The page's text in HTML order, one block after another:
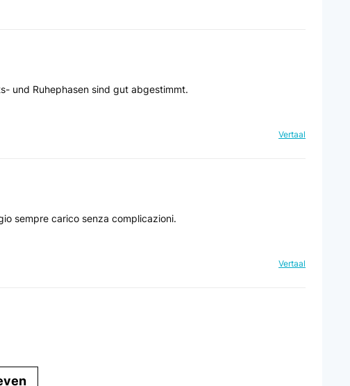
und Ruhephasen sind gut abgestimmt.
Vertaal
sempre carico senza complicazioni.
Vertaal